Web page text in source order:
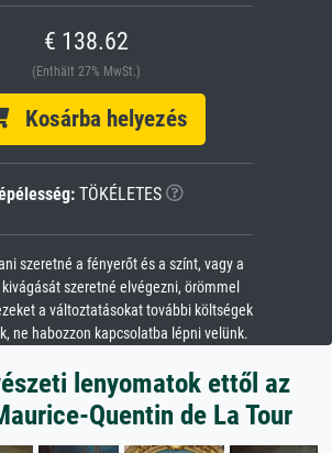
€ 138.62
(Enthält 27% MwSt.)
Kosárba helyezés
TÖKÉLETES
szeretné a fényerőt és a színt, vagy a
szeretné elvégezni, örömmel
a változtatásokat további költségek
ne habozzon kapcsolatba lépni velünk.
lenyomatok ettől az
Quentin de La Tour